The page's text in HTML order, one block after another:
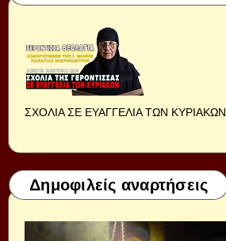
ΣΧΟΛΙΑ ΣΕ ΕΥΑΓΓΕΛΙΑ ΤΩΝ ΚΥΡΙΑΚΩΝ
Δημοφιλείς αναρτήσεις